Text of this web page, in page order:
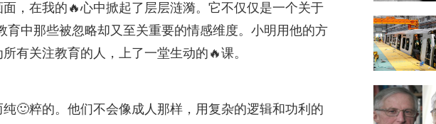
，在我的🔥心中掀起了层层涟漪。它不仅仅是一个关于
中那些被忽略却又至关重要的情感维度。小明用他的方
有关注教育的人，上了一堂生动的🔥课。
🙂粹的。他们不会像成人那样，用复杂的逻辑和功利的